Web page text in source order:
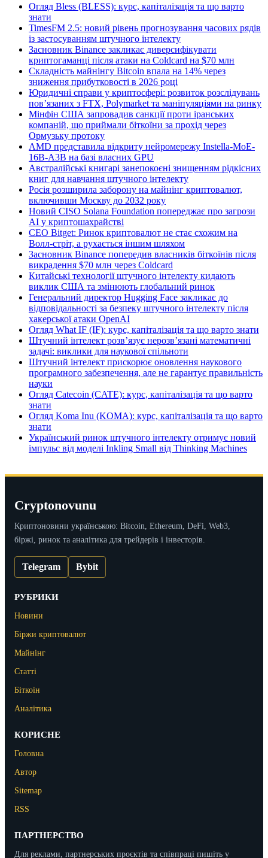
Огляд Bless (BLESS): курс, капіталізація та що варто
знати
TimesFM 2.5: новий рівень прогнозування часових рядів
із застосуванням штучного інтелекту
Засновник Binance закликає диверсифікувати
криптогаманці після атаки на Coldcard на $70 млн
Складність майнінгу Bitcoin впала на 14% через
зниження прибутковості в 2026 році
Юридичні справи у криптосфері: розвиток розслідувань
пов’язаних з FTX, Polymarket та маніпуляціями на ринку
Мінфін США запровадив санкції проти іранських
компаній, що приймали біткоїни за прохід через
Ормузьку протоку
AMD представила відкриту нейромережу Instella-MoE-
16B-A3B на базі власних GPU
Австралійські книгарі занепокоєні знищенням рідкісних
книг для навчання штучного інтелекту
Росія розширила заборону на майнінг криптовалют,
включивши Москву до 2032 року
Новий CISO Solana Foundation попереджає про загрози
AI у криптошахрайстві
CEO Bitget: Ринок криптовалют не стає схожим на
Волл-стріт, а рухається іншим шляхом
Засновник Binance попередив власників біткоїнів після
викрадення $70 млн через Coldcard
Китайські технології штучного інтелекту кидають
виклик США та змінюють глобальний ринок
Генеральний директор Hugging Face закликає до
відповідальності за безпеку штучного інтелекту після
хакерської атаки OpenAI
Огляд What IF (IF): курс, капіталізація та що варто знати
Штучний інтелект розв’язує нерозв’язані математичні
задачі: виклики для наукової спільноти
Штучний інтелект прискорює оновлення наукового
програмного забезпечення, але не гарантує правильність
науки
Огляд Catecoin (CATE): курс, капіталізація та що варто
знати
Огляд Koma Inu (KOMA): курс, капіталізація та що варто
знати
Український ринок штучного інтелекту отримує новий
імпульс від моделі Inkling Small від Thinking Machines
Cryptonovunu
Криптоновини українською: Bitcoin, Ethereum, DeFi, Web3,
біржі, ринок та аналітика для трейдерів і інвесторів.
Telegram Bybit
РУБРИКИ
Новини
Біржи криптовалют
Майнінг
Статті
Біткоін
Аналітика
КОРИСНЕ
Головна
Автор
Sitemap
RSS
ПАРТНЕРСТВО
Для реклами, партнерських проєктів та співпраці пишіть у